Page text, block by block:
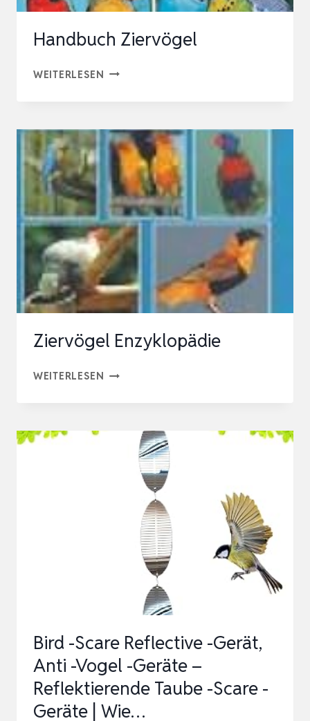
Handbuch Ziervögel
WEITERLESEN HANDBUCH
Ziervögel Enzyklopädie
WEITERLESEN ZIERVÖGEL
Bird -Scare Reflective -Gerät,
Anti -Vogel -Geräte –
Reflektierende Taube -Scare -
Geräte | Wie…